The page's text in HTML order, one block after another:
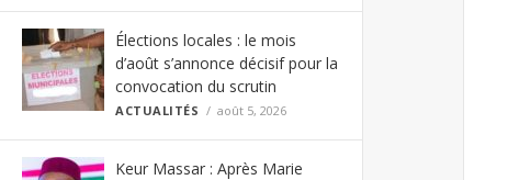
Élections locales : le mois
d’août s’annonce décisif pour la
convocation du scrutin
ACTUALITÉS août 5, 2026
Keur Massar : Après Marie